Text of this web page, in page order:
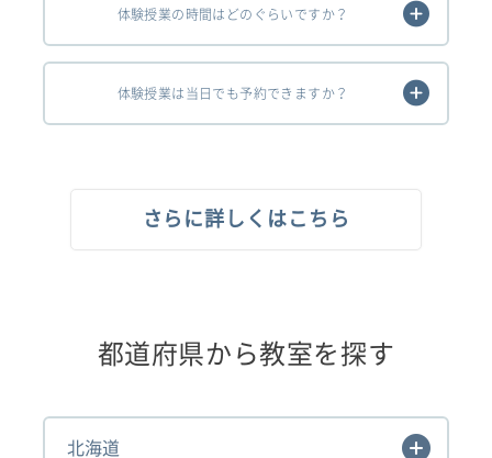
体験授業の時間はどのぐらいですか？
体験授業は当日でも予約できますか？
さらに詳しくはこちら
都道府県から教室を探す
北海道